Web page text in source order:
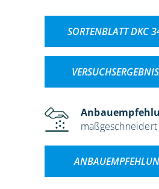
SORTENBLATT DKC